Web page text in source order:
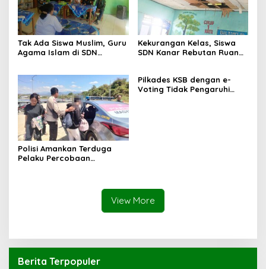
Tak Ada Siswa Muslim, Guru
Agama Islam di SDN
Kekurangan Kelas, Siswa
SDN Kanar Rebutan Ruang
Polisi Amankan Terduga
Pelaku Percobaan
Pilkades KSB dengan e-
Voting Tidak Pengaruhi
View More
Berita Terpopuler